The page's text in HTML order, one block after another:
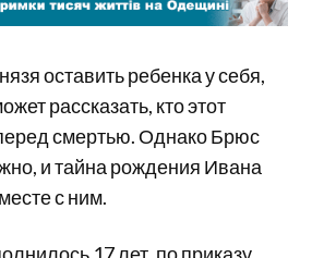
оставить ребенка у себя,
рассказать, кто этот
смертью. Однако Брюс
и тайна рождения Ивана
с ним.
17 лет, по приказу